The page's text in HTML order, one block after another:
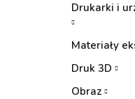
Drukarki i
Materiały
Druk 3D
Obraz